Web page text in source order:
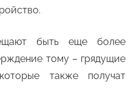
быть еще более
тому – грядущие
также получат